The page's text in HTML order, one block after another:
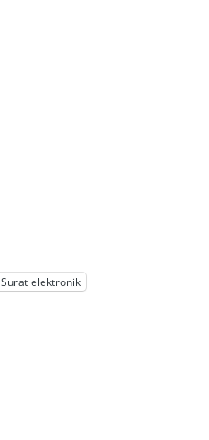
Surat elektronik